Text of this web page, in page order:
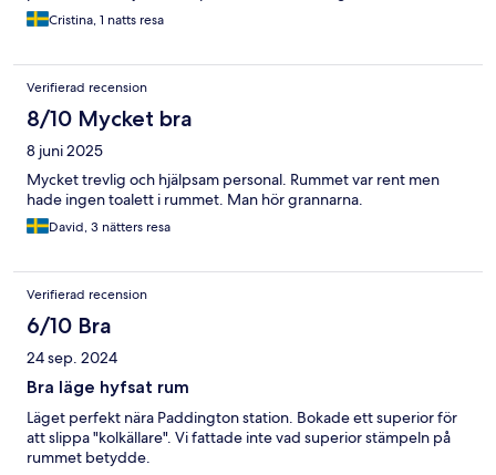
Cristina, 1 natts resa
Verifierad recension
8/10 Mycket bra
8 juni 2025
Mycket trevlig och hjälpsam personal. Rummet var rent men
hade ingen toalett i rummet. Man hör grannarna.
David, 3 nätters resa
Verifierad recension
6/10 Bra
24 sep. 2024
Bra läge hyfsat rum
Läget perfekt nära Paddington station. Bokade ett superior för
att slippa "kolkällare". Vi fattade inte vad superior stämpeln på
rummet betydde.